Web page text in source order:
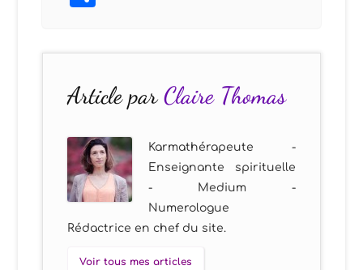
Article parClaire Thomas
Karmathérapeute -
Enseignante spirituelle
- Medium -
Numerologue
Rédactrice en chef du site.
Voir tous mes articles